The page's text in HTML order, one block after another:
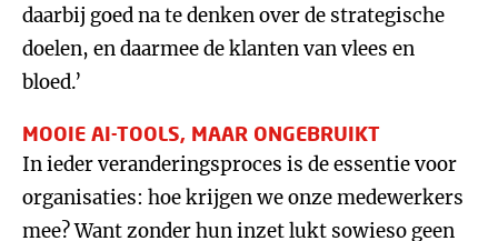
daarbij goed na te denken over de strategische
doelen, en daarmee de klanten van vlees en
bloed.’
MOOIE AI-TOOLS, MAAR ONGEBRUIKT
In ieder veranderingsproces is de essentie voor
organisaties: hoe krijgen we onze medewerkers
mee? Want zonder hun inzet lukt sowieso geen